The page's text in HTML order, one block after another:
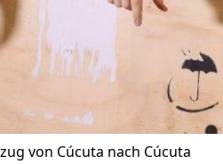
von Cúcuta nach Cúcuta